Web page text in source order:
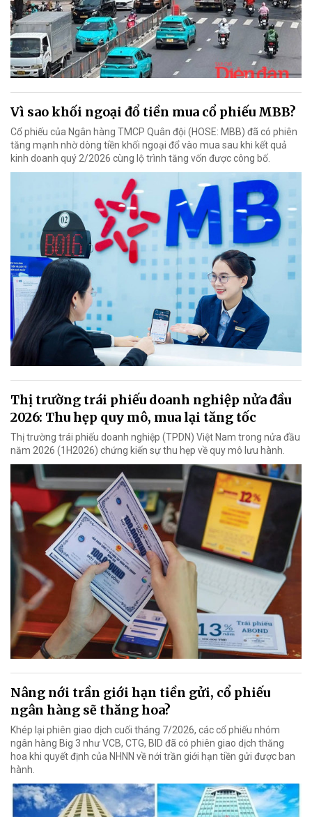
Vì sao khối ngoại đổ tiền mua cổ phiếu MBB?
Cổ phiếu của Ngân hàng TMCP Quân đội (HOSE: MBB) đã có phiên
tăng mạnh nhờ dòng tiền khối ngoại đổ vào mua sau khi kết quả
kinh doanh quý 2/2026 cùng lộ trình tăng vốn được công bố.
Thị trường trái phiếu doanh nghiệp nửa đầu
2026: Thu hẹp quy mô, mua lại tăng tốc
Thị trường trái phiếu doanh nghiệp (TPDN) Việt Nam trong nửa đầu
năm 2026 (1H2026) chứng kiến sự thu hẹp về quy mô lưu hành.
Nâng nới trần giới hạn tiền gửi, cổ phiếu
ngân hàng sẽ thăng hoa?
Khép lại phiên giao dịch cuối tháng 7/2026, các cổ phiếu nhóm
ngân hàng Big 3 như VCB, CTG, BID đã có phiên giao dịch thăng
hoa khi quyết định của NHNN về nới trần giới hạn tiền gửi được ban
hành.